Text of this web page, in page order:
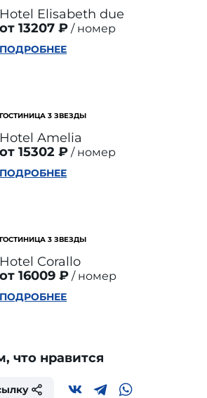
Hotel Elisabeth due
от 13207 ₽
номер
ПОДРОБНЕЕ
ГОСТИНИЦА 3 ЗВЕЗДЫ
Hotel Amelia
от 15302 ₽
номер
ПОДРОБНЕЕ
ГОСТИНИЦА 3 ЗВЕЗДЫ
Hotel Corallo
от 16009 ₽
номер
ПОДРОБНЕЕ
что нравится